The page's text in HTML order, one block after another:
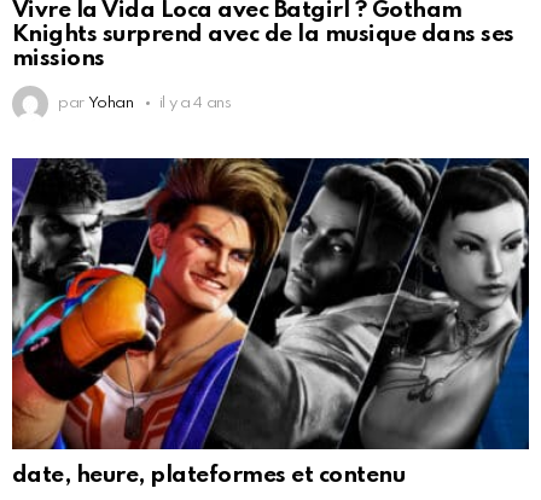
Vivre la Vida Loca avec Batgirl ? Gotham
Knights surprend avec de la musique dans ses
missions
par Yohan il y a 4 ans
date, heure, plateformes et contenu